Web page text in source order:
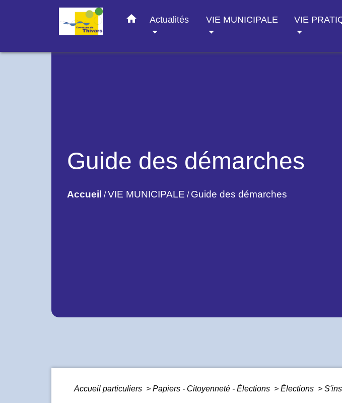
home Actualités VIE MUNICIPALE VIE
Guide des démarches
Accueil /VIE MUNICIPALE / Guide des démarches
Accueil particuliers > Papiers - Citoyenneté - Élections > Élections >